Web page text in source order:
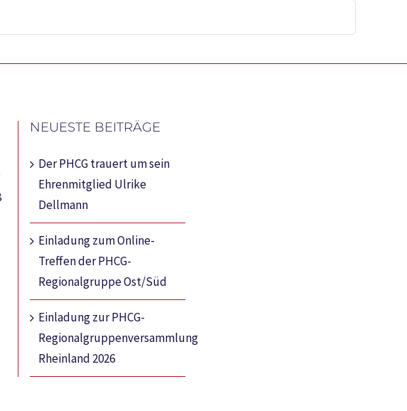
NEUESTE BEITRÄGE
Der PHCG trauert um sein
Ehrenmitglied Ulrike
Dellmann
Einladung zum Online-
Treffen der PHCG-
Regionalgruppe Ost/Süd
Einladung zur PHCG-
Regionalgruppenversammlung
Rheinland 2026